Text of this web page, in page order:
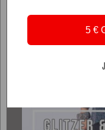
5 €